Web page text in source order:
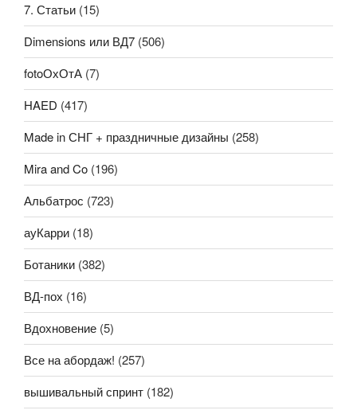
7. Статьи (15)
Dimensions или ВД7 (506)
fotoОхОтА (7)
HAED (417)
Made in СНГ + праздничные дизайны (258)
Mira and Co (196)
Альбатрос (723)
ауКарри (18)
Ботаники (382)
ВД-пох (16)
Вдохновение (5)
Все на абордаж! (257)
вышивальный спринт (182)